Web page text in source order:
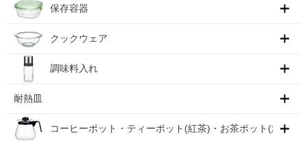
保存容器
クックウェア
調味料入れ
耐熱皿
コーヒーポット・ティーポット(紅茶)・お茶ポット(急須)